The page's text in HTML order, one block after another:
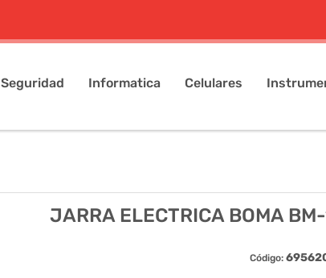
Seguridad Informatica Celulares
JARRA ELECTRICA BOMA
Código: